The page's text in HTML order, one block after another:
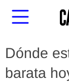
Dónde
barata